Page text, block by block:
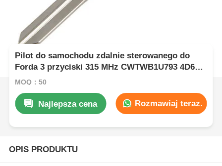
Pilot do samochodu zdalnie sterowanego do
Forda 3 przyciski 315 MHz CWTWB1U793 4D63
Chip Fob
MOQ：50
Najlepsza cena Rozmawiaj teraz.
OPIS PRODUKTU